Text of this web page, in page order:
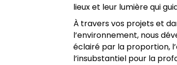
lieux et leur lumière qui
À travers vos projets et
l’environnement, nous
éclairé par la proportion,
l’insubstantiel pour la